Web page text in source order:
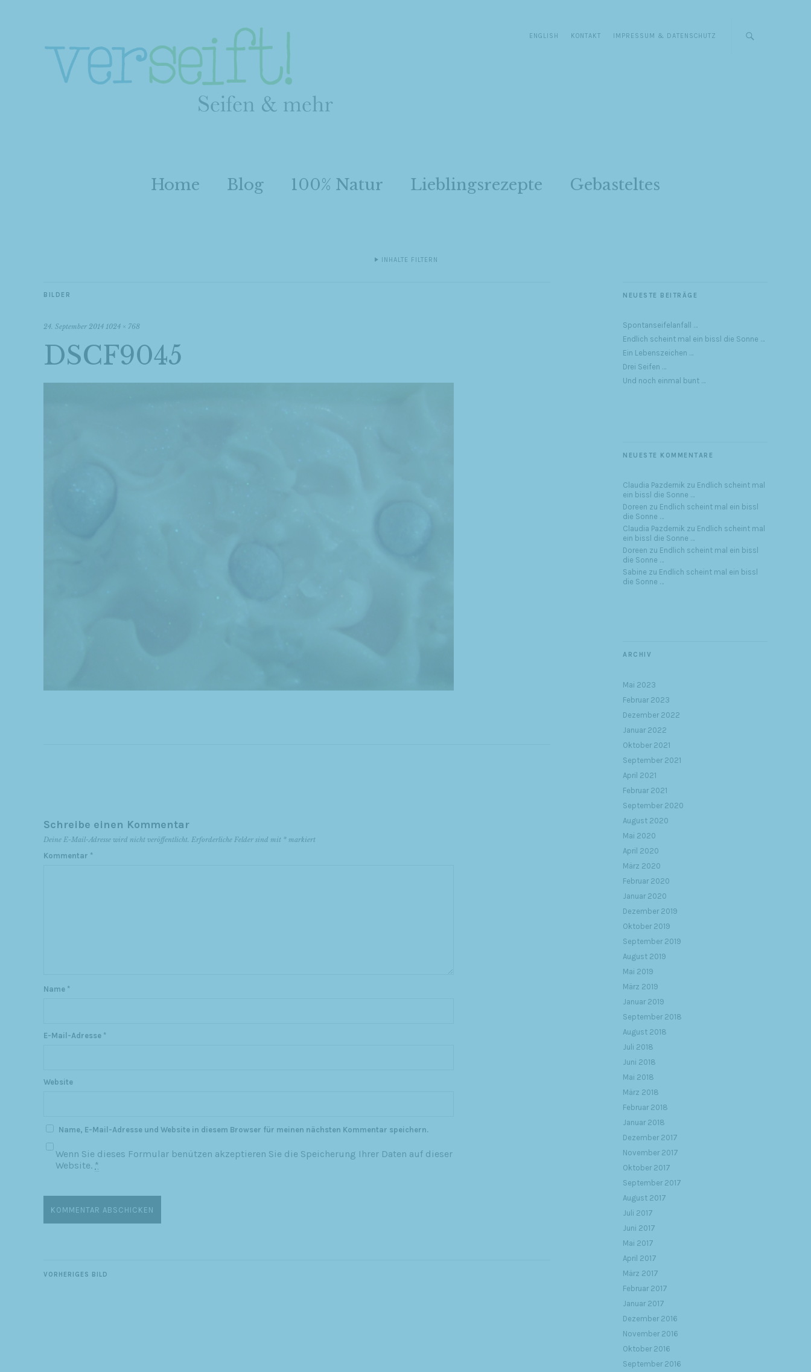
ENGLISH KONTAKT IMPRESSUM & DATENSCHUTZ
Home Blog 100% Natur Lieblingsrezepte Gebasteltes
INHALTE FILTERN
BILDER
24. September 2014 1024 × 768
DSCF9045
Schreibe einen Kommentar
Deine E-Mail-Adresse wird nicht veröffentlicht. Erforderliche Felder sind mit * markiert
Kommentar *
Name *
E-Mail-Adresse *
Website
Name, E-Mail-Adresse und Website in diesem Browser für meinen nächsten Kommentar speichern.
Wenn Sie dieses Formular benützen akzeptieren Sie die Speicherung Ihrer Daten auf dieser
Website. *
VORHERIGES BILD
NEUESTE BEITRÄGE
Spontanseifelanfall …
Endlich scheint mal ein bissl die Sonne …
Ein Lebenszeichen …
Drei Seifen …
Und noch einmal bunt …
NEUESTE KOMMENTARE
Claudia Pazdernik zu Endlich scheint mal
ein bissl die Sonne …
Doreen zu Endlich scheint mal ein bissl
die Sonne …
Claudia Pazdernik zu Endlich scheint mal
ein bissl die Sonne …
Doreen zu Endlich scheint mal ein bissl
die Sonne …
Sabine zu Endlich scheint mal ein bissl
die Sonne …
ARCHIV
Mai 2023
Februar 2023
Dezember 2022
Januar 2022
Oktober 2021
September 2021
April 2021
Februar 2021
September 2020
August 2020
Mai 2020
April 2020
März 2020
Februar 2020
Januar 2020
Dezember 2019
Oktober 2019
September 2019
August 2019
Mai 2019
März 2019
Januar 2019
September 2018
August 2018
Juli 2018
Juni 2018
Mai 2018
März 2018
Februar 2018
Januar 2018
Dezember 2017
November 2017
Oktober 2017
September 2017
August 2017
Juli 2017
Juni 2017
Mai 2017
April 2017
März 2017
Februar 2017
Januar 2017
Dezember 2016
November 2016
Oktober 2016
September 2016